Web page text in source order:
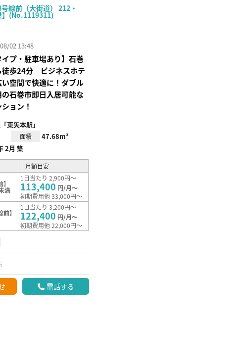
線前（大街道） 212・
】(No.1119311)
02 13:48
イプ・駐車場あり】石巻
徒歩24分 ビジネスホテ
空間で快適に！ダブル
石巻市即日入居可能な
ョン！
東矢本駅」
面積 47.68m²
2月 築
月額目安
満
1日当たり 2,900円～
113,400 円/月～
初期費用他 33,000円～
】
1日当たり 3,200円～
122,400 円/月～
初期費用他 22,000円～
電話する